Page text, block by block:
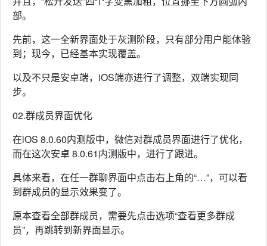
部。
先前，这一全新界面处于灰测阶段，只有部分用户能体验
到；现今，已经基本实现覆盖。
以及不只是安卓端，iOS端亦进行了调整，双端实现同
步。
02.群成员界面优化
在iOS 8.0.60内测版中，微信对群成员界面进行了优化，
而在这次安卓 8.0.61内测版中，进行了跟进。
具体来看，在任一群聊界面中点击右上角的“…”，可以看
到群成员的显示效果变了。
原本查看全部群成员，需要先点击选项“查看更多群成
员”，再跳转到新界面显示。